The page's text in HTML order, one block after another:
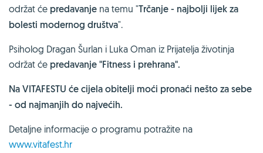
održat će predavanje na temu "Trčanje - najbolji lijek za
bolesti modernog društva".
Psiholog Dragan Šurlan i Luka Oman iz Prijatelja životinja
održat će predavanje "Fitness i prehrana".
NaVITAFESTU će cijela obitelji moći pronaći nešto za sebe
- od najmanjih do najvećih.
Detaljne informacije o programu potražite na
www.vitafest.hr